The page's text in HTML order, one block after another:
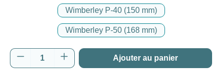
Wimberley P-40 (150 mm)
Wimberley P-50 (168 mm)
Quantité de produit : Entrez la quantité
Ajouter au panier